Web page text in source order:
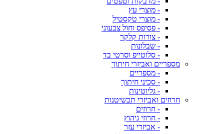
- מוצרי עץ
- מוצרי טקסטיל
- פסיפס וחול צבעוני
- צורות קלקר
- שבלונות
- סלוטייפ וסרטי בד
מספריים ואביזרי חיתוך
- מספריים
- סכיני חיתוך
- גליוטינות
חרוזים ואביזרי תכשיטנות
- חרוזים
- חרוזי גיהוץ
- אביזרי עזר